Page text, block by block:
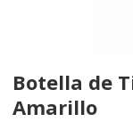
Botella de
Amarillo